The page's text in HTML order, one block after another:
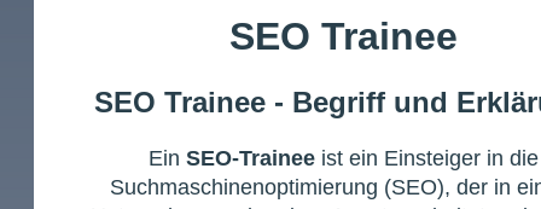
SEO Trainee
SEO Trainee - Begriff und
Ein SEO-Traineeist ein Einsteiger in die
Suchmaschinenoptimierung (SEO), der in